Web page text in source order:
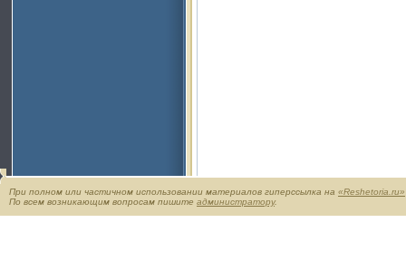
При полном или частичном использовании материалов гиперссылка на «Reshetoria.ru»
По всем возникающим вопросам пишите администратору.